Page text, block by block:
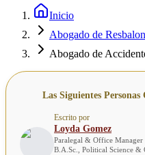
Inicio
Abogado de
Abogado de
Las Siguientes
Escrito por
Loyda Gomez
Paralegal & Office Manager
B.A.Sc., Political Science &